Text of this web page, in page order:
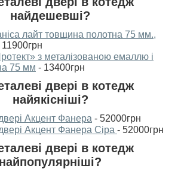
найдешевші?
лайт товщина полотна 75 мм.,
11900грн
з металізованою емаллю і
75 мм - 13400грн
двері в котедж
найякісніші?
Акцент Фанера - 52000грн
Акцент Фанера Сіра - 52000грн
двері в котедж
найпопулярніші?